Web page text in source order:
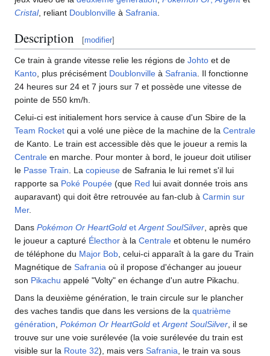
Cristal, reliant Doublonville à Safrania
Description [modifier]
Ce train à grande vitesse relie les régions de Johto et de
Kanto , plus précisément Doublonville à Safrania . Il fonctionne
24 heures sur 24 et 7 jours sur 7 et possède une vitesse de
pointe de 550 km/h.
Celui-ci est initialement hors service à cause d'un Sbire de la
Team Rocket qui a volé une pièce de la machine de la Centrale
de Kanto. Le train est accessible dès que le joueur a remis la
Centrale en marche. Pour monter à bord, le joueur doit utiliser
le Passe Train . La copieuse de Safrania le lui remet s'il lui
rapporte sa Poké Poupée (que Red lui avait donnée trois ans
auparavant) qui doit être retrouvée au fan-club à Carmin sur
Mer.
Dans Pokémon Or HeartGold et Argent SoulSilver , après que
le joueur a capturé Électhor à la Centrale et obtenu le numéro
de téléphone du Major Bob , celui-ci apparaît à la gare du Train
Magnétique de Safrania où il propose d'échanger au joueur
son Pikachu appelé "Volty" en échange d'un autre Pikachu.
Dans la deuxième génération, le train circule sur le plancher
des vaches tandis que dans les versions de la quatrième
génération Pokémon Or HeartGold et Argent SoulSilver , il se
trouve sur une voie surélevée (la voie surélevée du train est
visible sur la Route 32), mais vers Safrania , le train va sous